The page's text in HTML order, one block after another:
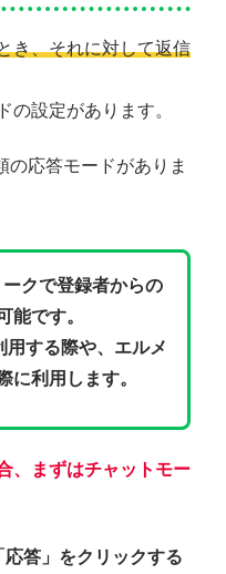
き、それに対して返信
の設定があります。
の応答モードがありま
クで登録者からの
能です。
用する際や、エルメ
に利用します。
、まずはチャットモー
応答」をクリックする